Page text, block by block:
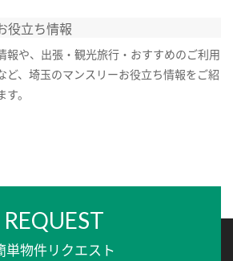
役立ち情報
報や、出張・観光旅行・おすすめのご利用
ど、埼玉のマンスリーお役立ち情報をご紹
。
REQUEST
単物件リクエスト